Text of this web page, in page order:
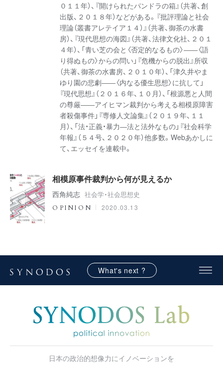
０１１年）、『開けられたパンドラの箱』（共著、創
出版、２０１８年）などがある。『批評理論と社会
理論（叢書アレテイア１４）』（共著、御茶の水書
房）、『現代思想の海図』（共著、法律文化社、２０１
４年）、「青い芝の会と〈否定的なるもの〉――〈語
り得ぬもの〉からの問い」『危機からの脱出』所収
（共著、御茶の水書房、２０１０年）、「津久井やま
ゆり園の悲劇――〈内なる優生思想〉に抗して」
『現代思想』（２０１６年、１０月）、「根源悪と人間
の尊厳――アイヒマン裁判から考える相模原障害
者殺傷事件」『専修人文論集』（２０１９年、１１
月）、「法・正義・暴力―法と法外なもの」『社会科学
年報』（５４号、２０２０年）他多数。Webあかしに
て、エッセイを連載中。
相模原事件裁判から何が見えるか
西角純志 社会学・社会思想史
OPINION 2020.03.13
What's next ?
日本の政治的想像力にイノベーションを